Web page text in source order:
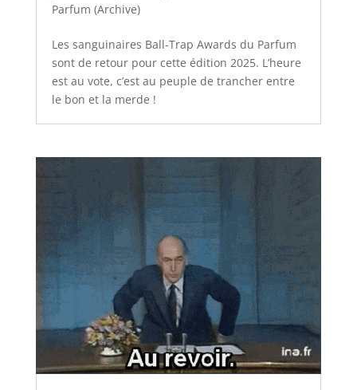
Parfum (Archive)
Les sanguinaires Ball-Trap Awards du Parfum
sont de retour pour cette édition 2025. L’heure
est au vote, c’est au peuple de trancher entre
le bon et la merde !